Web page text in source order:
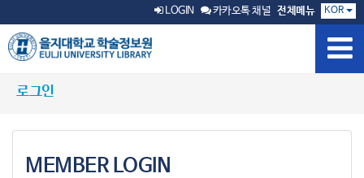
LOGIN 카카오톡 채널 전체메뉴 KOR
로그인
MEMBER LOGIN